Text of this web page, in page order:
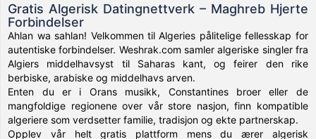
Gratis Algerisk Datingnettverk – Maghreb Hjerte
Forbindelser
Ahlan wa sahlan! Velkommen til Algeries pålitelige fellesskap for
autentiske forbindelser. Weshrak.com samler algeriske singler fra
Algiers middelhavsyst til Saharas kant, og feirer den rike
berbiske, arabiske og middelhavs arven.
Enten du er i Orans musikk, Constantines broer eller de
mangfoldige regionene over vår store nasjon, finn kompatible
algeriere som verdsetter familie, tradisjon og ekte partnerskap.
Opplev vår helt gratis plattform mens du ærer algerisk